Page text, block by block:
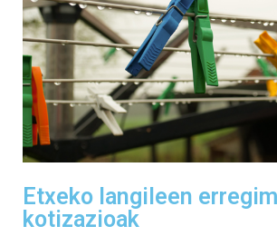
Etxeko langileen
kotizazioak